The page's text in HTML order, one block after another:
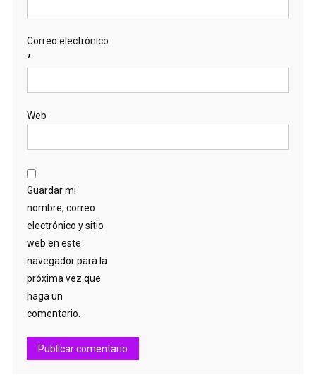
Correo electrónico
*
Web
Guardar mi
nombre, correo
electrónico y sitio
web en este
navegador para la
próxima vez que
haga un
comentario.